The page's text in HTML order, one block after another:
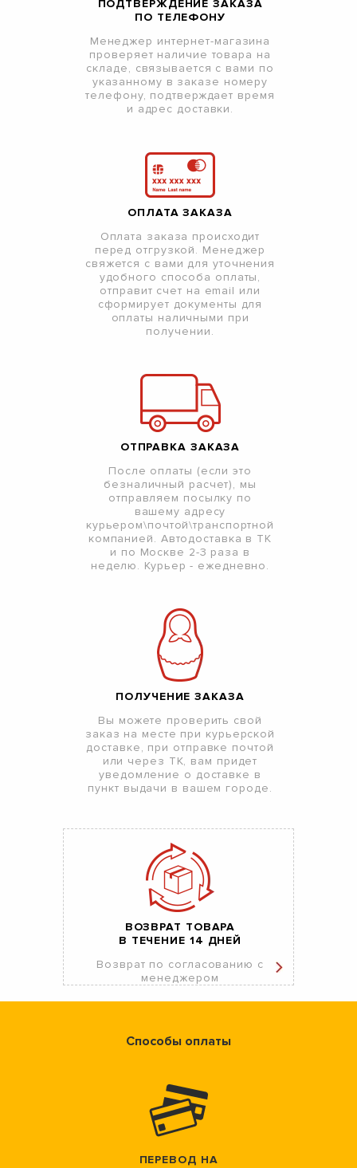
ПОДТВЕРЖДЕНИЕ ЗАКАЗА
ПО ТЕЛЕФОНУ
Менеджер интернет-магазина
проверяет наличие товара на
складе, связывается с вами по
указанному в заказе номеру
телефону, подтверждает время
и адрес доставки.
ОПЛАТА ЗАКАЗА
Оплата заказа происходит
перед отгрузкой. Менеджер
свяжется с вами для уточнения
удобного способа оплаты,
отправит счет на email или
сформирует документы для
оплаты наличными при
получении.
ОТПРАВКА ЗАКАЗА
После оплаты (если это
безналичный расчет), мы
отправляем посылку по
вашему адресу
курьером\почтой\транспортной
компанией. Автодоставка в ТК
и по Москве 2-3 раза в
неделю. Курьер - ежедневно.
ПОЛУЧЕНИЕ ЗАКАЗА
Вы можете проверить свой
заказ на месте при курьерской
доставке, при отправке почтой
или через ТК, вам придет
уведомление о доставке в
пункт выдачи в вашем городе.
ВОЗВРАТ ТОВАРА
В ТЕЧЕНИЕ 14 ДНЕЙ
Возврат по согласованию с
менеджером
Способы оплаты
ПЕРЕВОД НА